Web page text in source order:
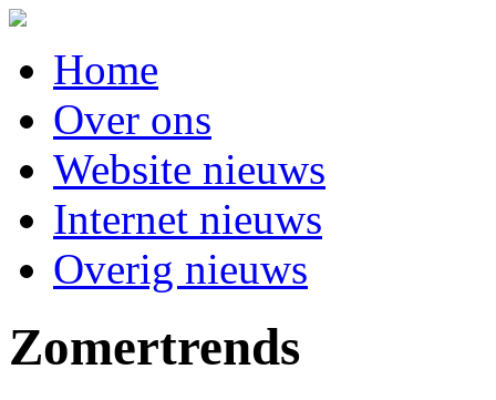
Home
Over ons
Website nieuws
Internet nieuws
Overig nieuws
Zomertrends